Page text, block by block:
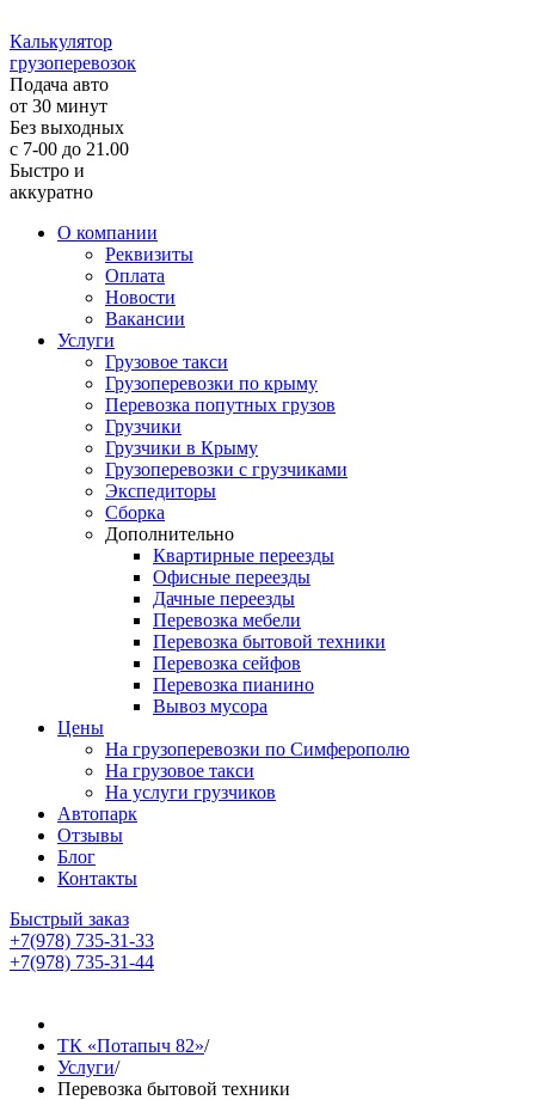
Калькулятор
грузоперевозок
Подача авто
от 30 минут
Без выходных
с 7-00 до 21.00
Быстро и
аккуратно
О компании
Реквизиты
Оплата
Новости
Вакансии
Услуги
Грузовое такси
Грузоперевозки по крыму
Перевозка попутных грузов
Грузчики
Грузчики в Крыму
Грузоперевозки с грузчиками
Экспедиторы
Сборка
Дополнительно
Квартирные переезды
Офисные переезды
Дачные переезды
Перевозка мебели
Перевозка бытовой техники
Перевозка сейфов
Перевозка пианино
Вывоз мусора
Цены
На грузоперевозки по Симферополю
На грузовое такси
На услуги грузчиков
Автопарк
Отзывы
Блог
Контакты
Быстрый заказ
+7(978) 735-31-33
+7(978) 735-31-44
ТК «Потапыч 82»/
Услуги/
Перевозка бытовой техники